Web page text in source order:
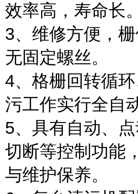
效率高，寿命长。
3、维修方便，
无固定螺丝。
4、格栅回转循
污工作实行全自
5、具有自动、点
切断等控制功能
与维护保养。